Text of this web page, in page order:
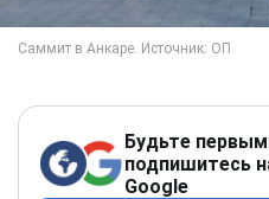
Будьте
подпишитесь
Google